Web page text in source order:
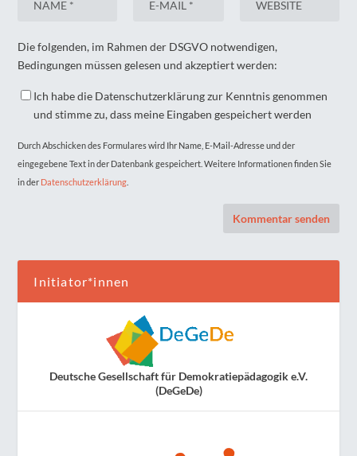
Die folgenden, im Rahmen der DSGVO notwendigen,
Bedingungen müssen gelesen und akzeptiert werden:
Ich habe die Datenschutzerklärung zur Kenntnis genommen
und stimme zu, dass meine Eingaben gespeichert werden
Durch Abschicken des Formulares wird Ihr Name, E-Mail-Adresse und der
eingegebene Text in der Datenbank gespeichert. Weitere Informationen finden Sie
in der Datenschutzerklärung
Initiator*innen
Deutsche Gesellschaft für Demokratiepädagogik e.V.
(DeGeDe)